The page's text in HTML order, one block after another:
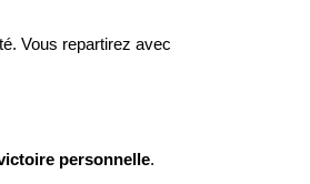
Vous repartirez avec
personnelle.